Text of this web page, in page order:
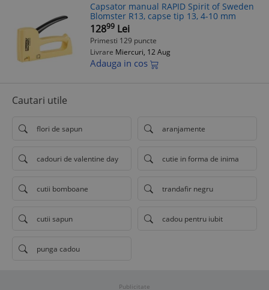
Capsator manual RAPID Spirit of Sweden
Blomster R13, capse tip 13, 4-10 mm
12899 Lei
Primesti 129 puncte
Livrare Miercuri, 12 Aug
Adauga in cos
Cautari utile
flori de sapun aranjamente
cadouri de valentine day cutie in forma de inima
cutii bomboane trandafir negru
cutii sapun cadou pentru iubit
punga cadou
Publicitate